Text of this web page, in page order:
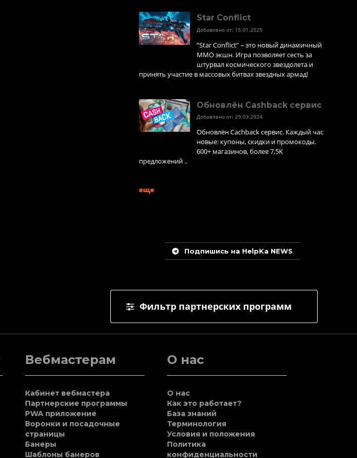
Star Conflict
Добавлено от: 15.01.2025
“Star Conflict” – это новый динамичный
MMO экшн. Игра позволяет сесть за
штурвал космического звездолета и
принять участие в массовых битвах звездных армад!
Обновлён Cashback сервис
Добавлено от: 29.03.2024
Обновлён Cachback сервис. Каждый час
новые: купоны, скидки и промокоды.
600+ магазинов, более 7,5K
предложений ..
еще
Подпишись на HelpKa NEWS
Фильтр партнерских программ
Вебмастерам
Кабинет вебмастера
Партнерские программы
PWA приложение
Воронки и посадочные
страницы
Банеры
Шаблоны банеров
О нас
О нас
Как это работает?
База знаний
Терминология
Условия и положения
Политика
конфиденциальности